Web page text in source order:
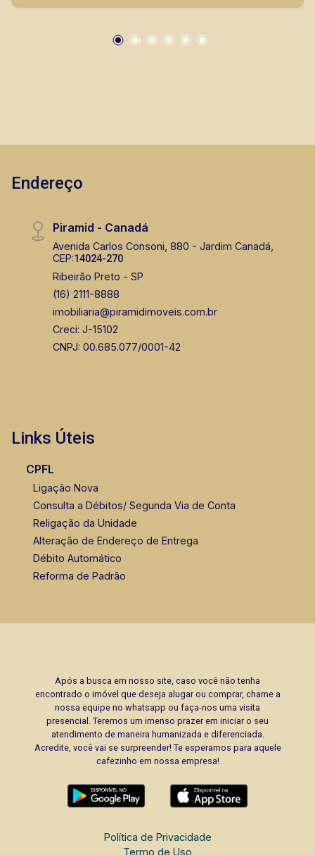
Piramid Imóveis, a sua imobiliária em Ribeirão
Endereço
Piramid - Canadá
Avenida Carlos Consoni, 880 - Jardim Canadá,
CEP:14024-270
Ribeirão Preto - SP
(16) 2111-8888
imobiliaria@piramidimoveis.com.br
Creci: J-15102
CNPJ: 00.685.077/0001-42
Links Úteis
CPFL
Ligação Nova
Consulta a Débitos/ Segunda Via de Conta
Religação da Unidade
Alteração de Endereço de Entrega
Débito Automático
Reforma de Padrão
Após a busca em nosso site, caso você não tenha
encontrado o imóvel que deseja alugar ou comprar, chame a
nossa equipe no whatsapp ou faça-nos uma visita
presencial. Teremos um imenso prazer em iniciar o seu
atendimento de maneira humanizada e diferenciada.
Acredite, você vai se surpreender! Te esperamos para aquele
cafezinho em nossa empresa!
Política de Privacidade
Termo de Uso